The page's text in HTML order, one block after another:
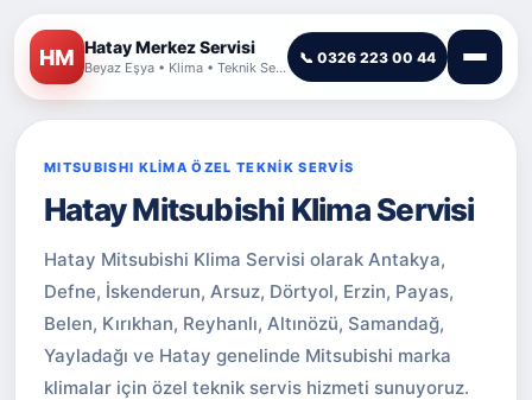
HM Hatay Merkez Servisi
Beyaz Eşya • Klima • Teknik Servis
📞 0326 223 00 44
MITSUBISHI KLİMA ÖZEL TEKNİK SERVİS
Hatay Mitsubishi Klima Servisi
Hatay Mitsubishi Klima Servisi olarak Antakya,
Defne, İskenderun, Arsuz, Dörtyol, Erzin, Payas,
Belen, Kırıkhan, Reyhanlı, Altınözü, Samandağ,
Yayladağı ve Hatay genelinde Mitsubishi marka
klimalar için özel teknik servis hizmeti sunuyoruz.